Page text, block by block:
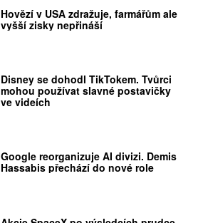
Hovězí v USA zdražuje, farmářům ale
vyšší zisky nepřináší
Disney se dohodl TikTokem. Tvůrci
mohou používat slavné postavičky
ve videích
Google reorganizuje AI divizi. Demis
Hassabis přechází do nové role